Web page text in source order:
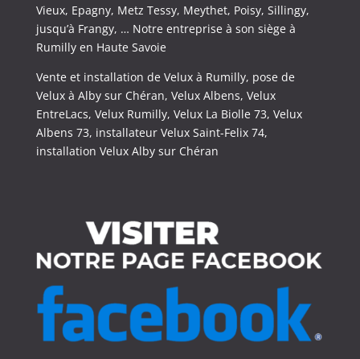
Vieux, Epagny, Metz Tessy, Meythet, Poisy, Sillingy,
jusqu’à Frangy, … Notre entreprise à son siège à
Rumilly en Haute Savoie
Vente et installation de Velux à Rumilly, pose de
Velux à Alby sur Chéran, Velux Albens, Velux
EntreLacs, Velux Rumilly, Velux La Biolle 73, Velux
Albens 73, installateur Velux Saint-Felix 74,
installation Velux Alby sur Chéran